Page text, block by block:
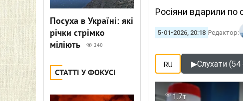
Посуха в Україні: які
річки стрімко
міліють
240
СТАТТІ У ФОКУСІ
Росіяни вдарили по
5-01-2026, 20:18 Редактор:
RU ▶Слухати (54
1.7т